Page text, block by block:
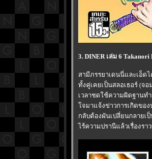
3. DINER เล่ม 6
สามีภรรยาเดนนี่และเอ็ด
ทั้งคู่เคยเป็นสลอเธอร์ (จ
เวลาชดใช้ความผิดฐานท
จมาแจ้งข่าวการเกิดของ
กลับต้องผันเปลี่ยนกลายเ
ไร้ความปรานีแล้วเรื่องรา